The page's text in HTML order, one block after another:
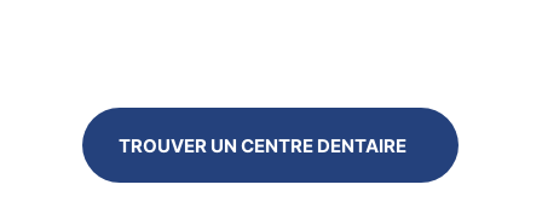
TROUVER UN CENTRE DENTAIRE